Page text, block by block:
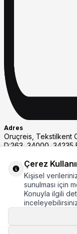
Adres
Oruçreis, Tekstilkent
D:263, 34000, 34235
+908508007297
Müşteri Hizmetleri
08508007297
E-Posta
eticaret@rays.com.tr
Çerez
Kişisel
sunulması için
Konuyla ilgili